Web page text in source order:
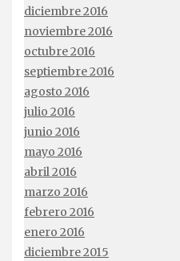
diciembre 2016
noviembre 2016
octubre 2016
septiembre 2016
agosto 2016
julio 2016
junio 2016
mayo 2016
abril 2016
marzo 2016
febrero 2016
enero 2016
diciembre 2015